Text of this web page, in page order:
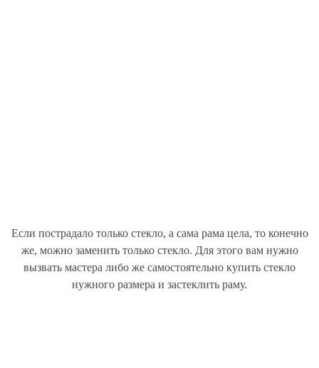
Если пострадало только стекло, а сама рама цела, то конечно
же, можно заменить только стекло. Для этого вам нужно
вызвать мастера либо же самостоятельно купить стекло
нужного размера и застеклить раму.